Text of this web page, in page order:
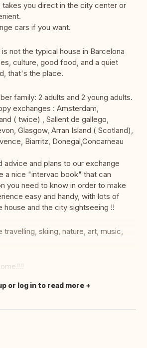
takes you direct in the city center or
cars if you want.
not the typical house in Barcelona
culture, good food, and a quiet
that's the place.
family: 2 adults and 2 young adults.
exchanges : Amsterdam,
( twice) , Sallent de gallego,
Glasgow, Arran Island ( Scotland),
Biarritz, Donegal,Concarneau
advice and plans to our exchange
a nice "intervac book" that can
you need to know in order to make
easy and handy, with lots of
and the city sightseeing !!
skiing, nature, art, music,
or log in to read more